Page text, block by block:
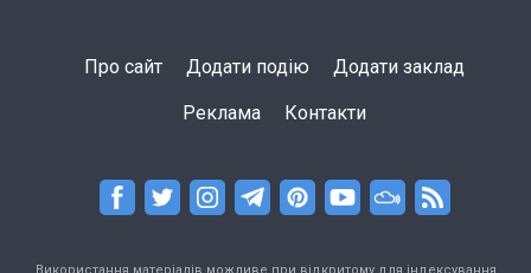
Про сайт Додати подію Додати заклад
Реклама Контакти
Використання матеріалів можливе при відкритому для індексування